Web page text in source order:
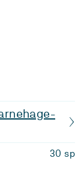
30 sp